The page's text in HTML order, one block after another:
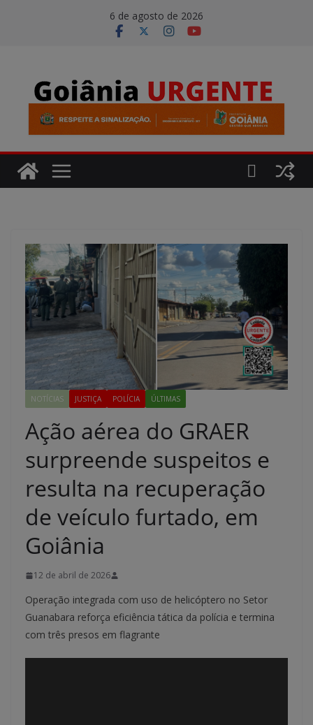
6 de agosto de 2026
NOTÍCIAS JUSTIÇA POLÍCIA ÚLTIMAS
Ação aérea do GRAER
surpreende suspeitos e
resulta na recuperação
de veículo furtado, em
Goiânia
12 de abril de 2026
Operação integrada com uso de helicóptero no Setor
Guanabara reforça eficiência tática da polícia e termina
com três presos em flagrante
modal-check